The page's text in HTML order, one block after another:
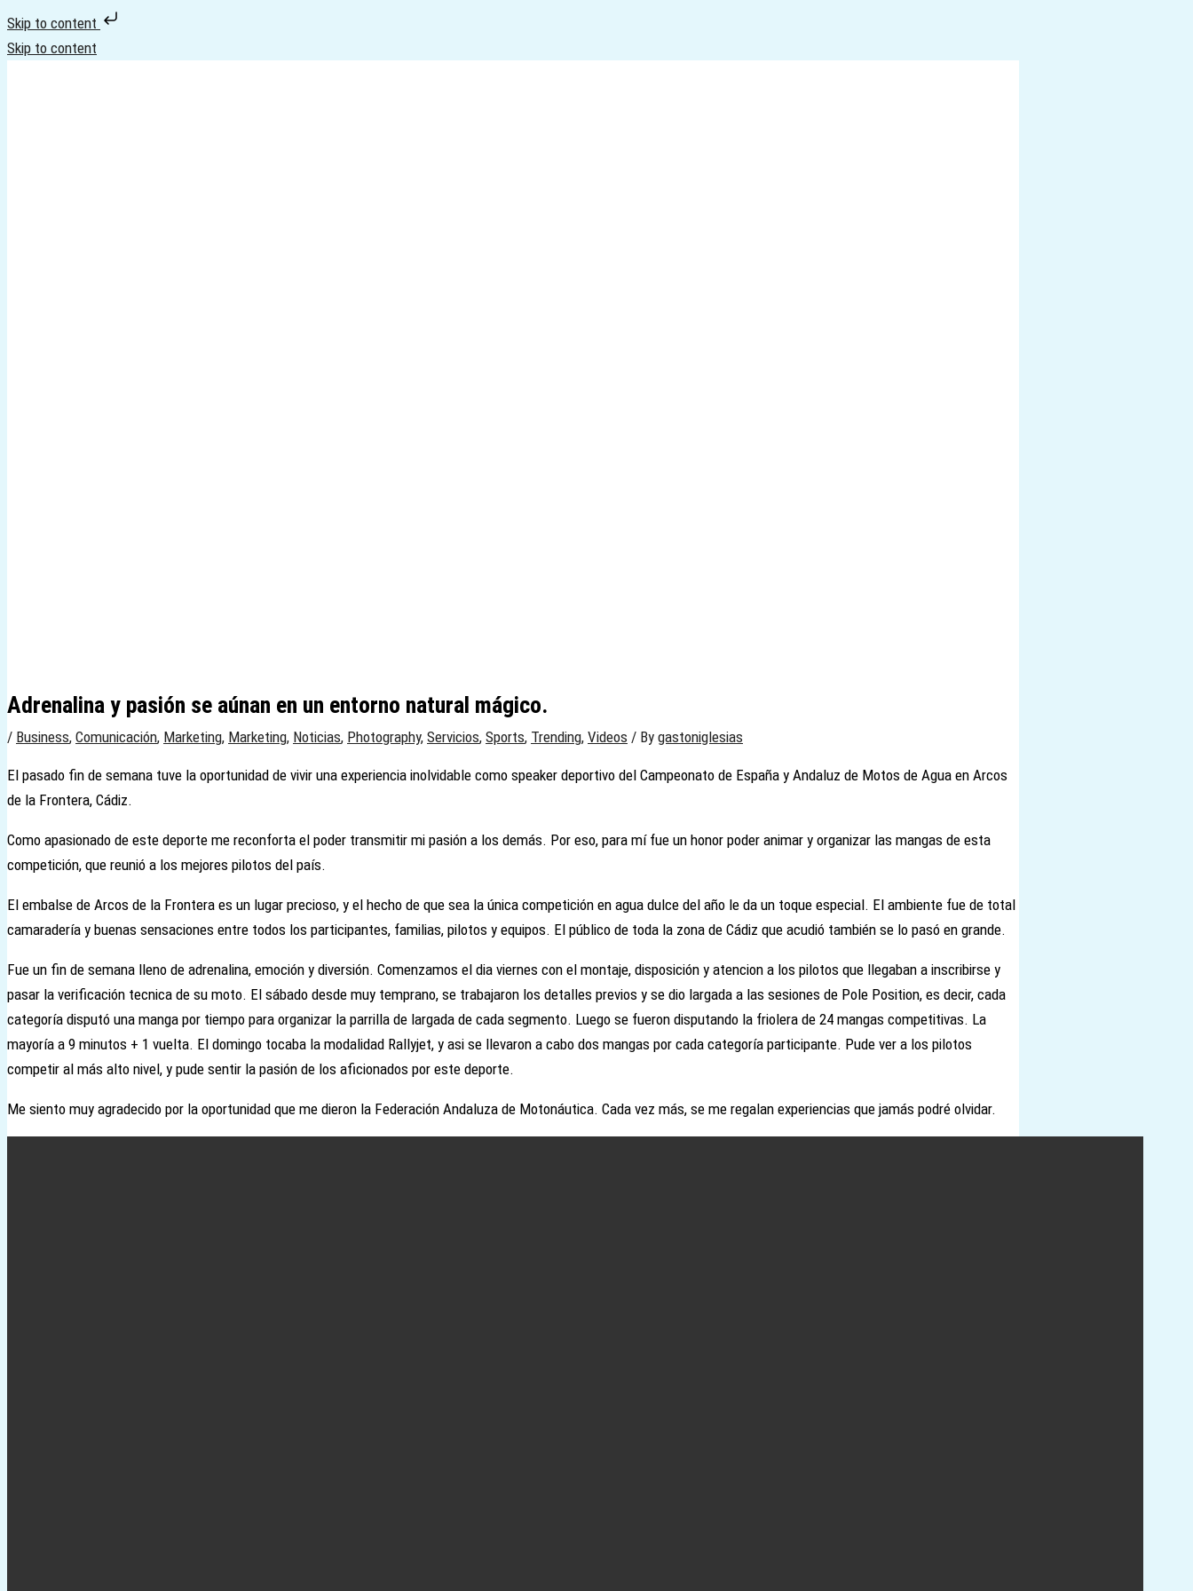
Skip to content
Skip to content
Adrenalina y pasión se aúnan en un entorno natural mágico.
/ Business, Comunicación, Marketing, Marketing, Noticias, Photography, Servicios, Sports, Trending, Videos / By gastoniglesias
El pasado fin de semana tuve la oportunidad de vivir una experiencia inolvidable como speaker deportivo del Campeonato de España y Andaluz de Motos de Agua en Arcos
de la Frontera, Cádiz.
Como apasionado de este deporte me reconforta el poder transmitir mi pasión a los demás. Por eso, para mí fue un honor poder animar y organizar las mangas de esta
competición, que reunió a los mejores pilotos del país.
El embalse de Arcos de la Frontera es un lugar precioso, y el hecho de que sea la única competición en agua dulce del año le da un toque especial. El ambiente fue de total
camaradería y buenas sensaciones entre todos los participantes, familias, pilotos y equipos. El público de toda la zona de Cádiz que acudió también se lo pasó en grande.
Fue un fin de semana lleno de adrenalina, emoción y diversión. Comenzamos el dia viernes con el montaje, disposición y atencion a los pilotos que llegaban a inscribirse y
pasar la verificación tecnica de su moto. El sábado desde muy temprano, se trabajaron los detalles previos y se dio largada a las sesiones de Pole Position, es decir, cada
categoría disputó una manga por tiempo para organizar la parrilla de largada de cada segmento. Luego se fueron disputando la friolera de 24 mangas competitivas. La
mayoría a 9 minutos + 1 vuelta. El domingo tocaba la modalidad Rallyjet, y asi se llevaron a cabo dos mangas por cada categoría participante. Pude ver a los pilotos
competir al más alto nivel, y pude sentir la pasión de los aficionados por este deporte.
Me siento muy agradecido por la oportunidad que me dieron la Federación Andaluza de Motonáutica. Cada vez más, se me regalan experiencias que jamás podré olvidar.